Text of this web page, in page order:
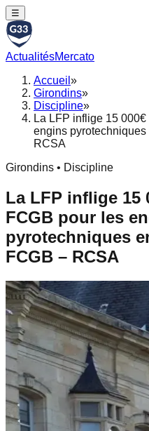
☰
ActualitésMercato
Accueil »
Girondins»
Discipline»
La LFP inflige 15
engins
RCSA
Girondins • Discipline
La LFP inflige 15
FCGB pour les
pyrotechniques
FCGB – RCSA